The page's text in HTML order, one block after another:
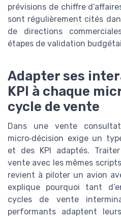
prévisions de chiffre
sont régulièrement cités
de directions
étapes de validation
Adapter ses
KPI à chaque
cycle de vente
Dans une vente
micro‑décision exige un
et des KPI adaptés.
vente avec les mêmes
revient à piloter un avion
explique pourquoi tant
cycles de vente
performants adaptent